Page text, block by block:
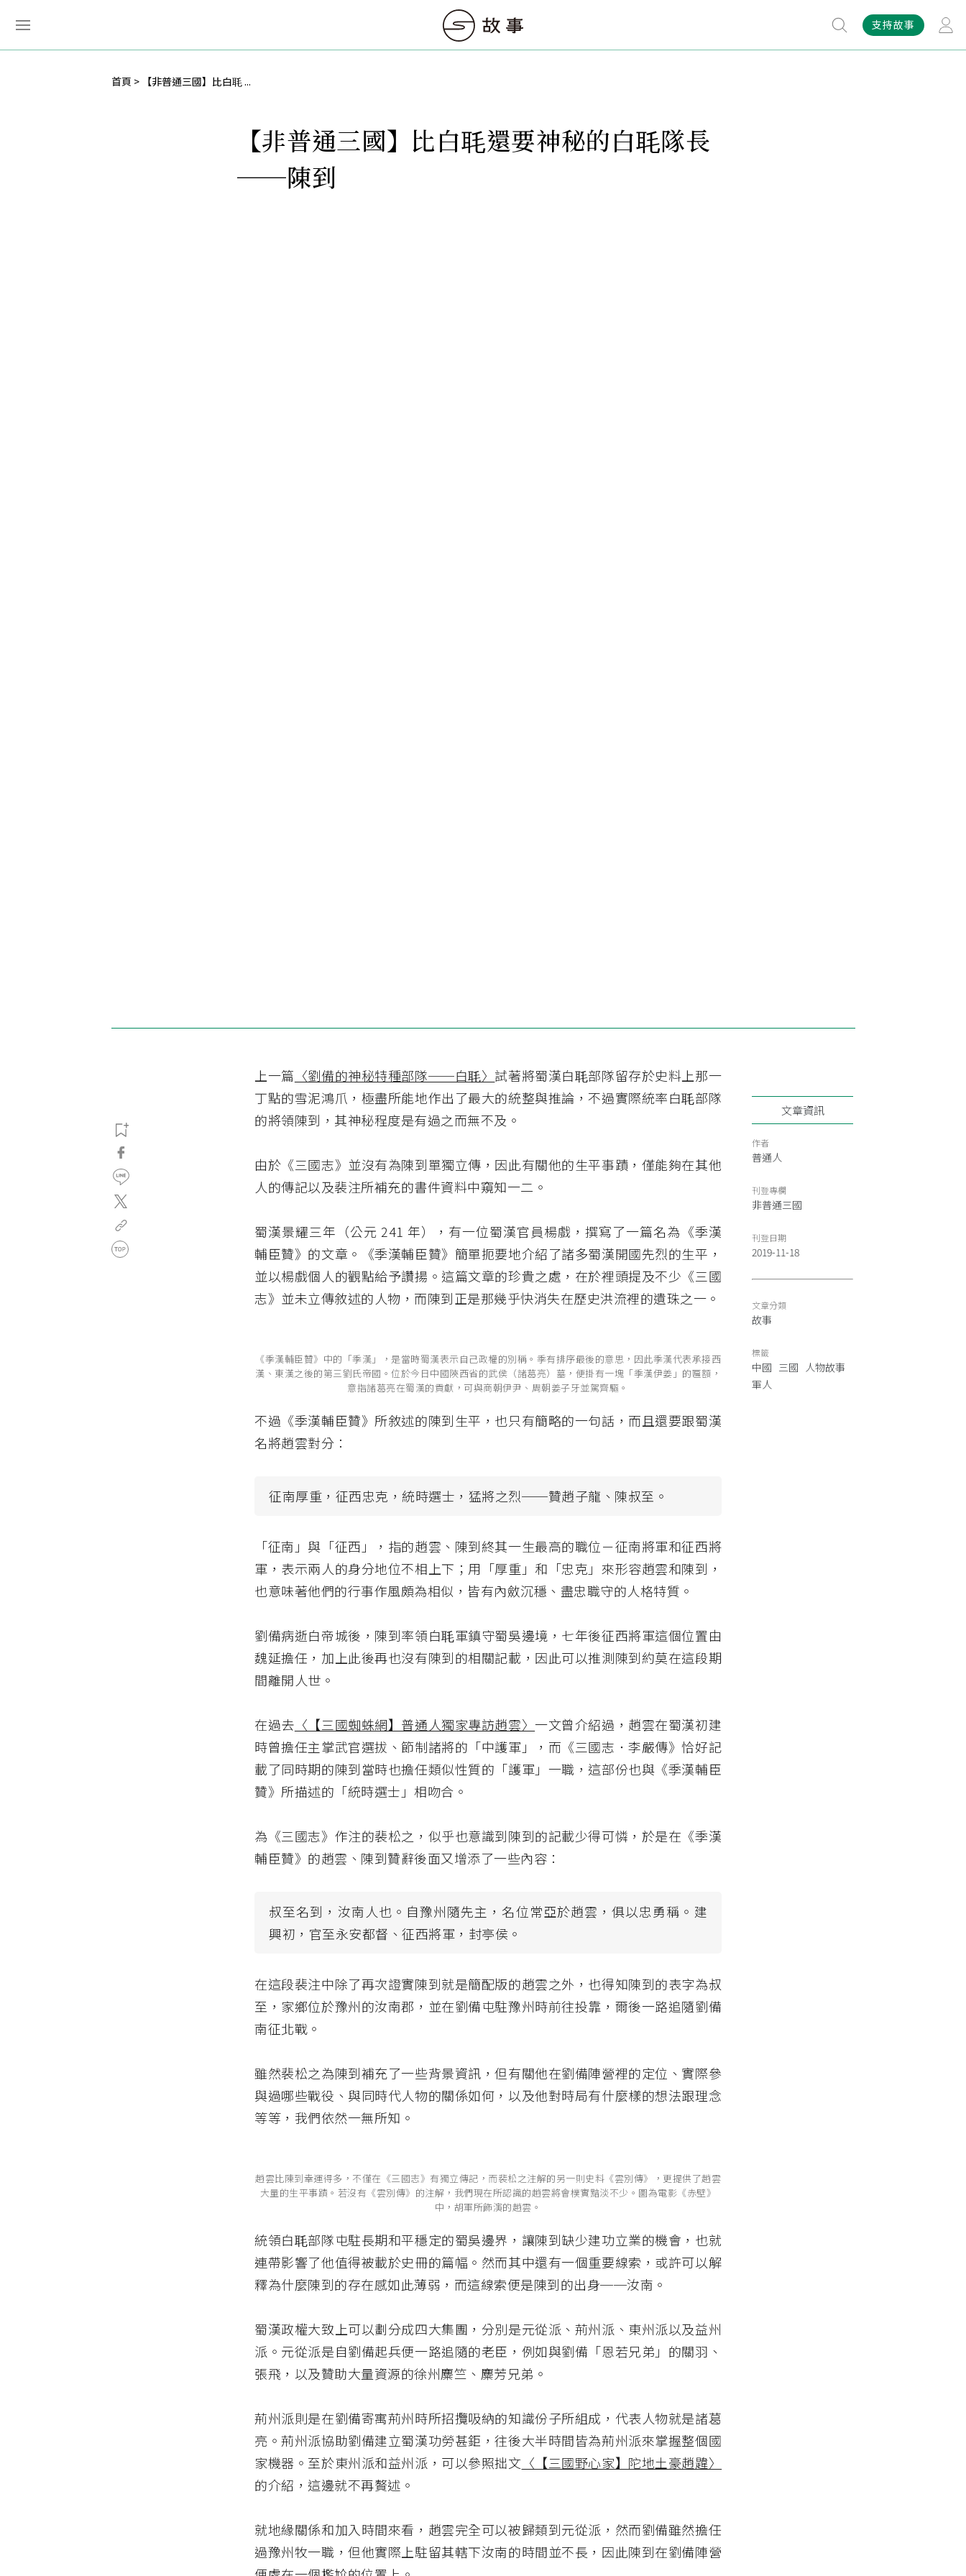
支持故事
首頁 【非普通三國】比白毦 ...
【非普通三國】比白毦還要神秘的白毦隊長
──陳到
上一篇 〈劉備的神秘特種部隊──白毦〉 試著將蜀漢白毦部隊留存於史料上那一
丁點的雪泥鴻爪，極盡所能地作出了最大的統整與推論，不過實際統率白毦部隊
的將領陳到，其神秘程度是有過之而無不及。
由於《三國志》並沒有為陳到單獨立傳，因此有關他的生平事蹟，僅能夠在其他
人的傳記以及裴注所補充的書件資料中窺知一二。
蜀漢景耀三年（公元 241 年），有一位蜀漢官員楊戲，撰寫了一篇名為《季漢
輔臣贊》的文章。《季漢輔臣贊》簡單扼要地介紹了諸多蜀漢開國先烈的生平，
並以楊戲個人的觀點給予讚揚。這篇文章的珍貴之處，在於裡頭提及不少《三國
志》並未立傳敘述的人物，而陳到正是那幾乎快消失在歷史洪流裡的遺珠之一。
《季漢輔臣贊》中的「季漢」，是當時蜀漢表示自己政權的別稱。季有排序最後的意思，因此季漢代表承接西
漢、東漢之後的第三劉氏帝國。位於今日中國陝西省的武侯（諸葛亮）墓，便掛有一塊「季漢伊姜」的匾額，
意指諸葛亮在蜀漢的貢獻，可與商朝伊尹、周朝姜子牙並駕齊驅。
不過《季漢輔臣贊》所敘述的陳到生平，也只有簡略的一句話，而且還要跟蜀漢
名將趙雲對分：
征南厚重，征西忠克，統時選士，猛將之烈──贊趙子龍、陳叔至。
「征南」與「征西」，指的趙雲、陳到終其一生最高的職位－征南將軍和征西將
軍，表示兩人的身分地位不相上下；用「厚重」和「忠克」來形容趙雲和陳到，
也意味著他們的行事作風頗為相似，皆有內斂沉穩、盡忠職守的人格特質。
劉備病逝白帝城後，陳到率領白毦軍鎮守蜀吳邊境，七年後征西將軍這個位置由
魏延擔任，加上此後再也沒有陳到的相關記載，因此可以推測陳到約莫在這段期
間離開人世。
在過去 〈【三國蜘蛛網】普通人獨家專訪趙雲〉一文曾介紹過，趙雲在蜀漢初建
時曾擔任主掌武官選拔、節制諸將的「中護軍」，而《三國志．李嚴傳》恰好記
載了同時期的陳到當時也擔任類似性質的「護軍」一職，這部份也與《季漢輔臣
贊》所描述的「統時選士」相吻合。
為《三國志》作注的裴松之，似乎也意識到陳到的記載少得可憐，於是在《季漢
輔臣贊》的趙雲、陳到贊辭後面又增添了一些內容：
叔至名到，汝南人也。自豫州隨先主，名位常亞於趙雲，俱以忠勇稱。建
興初，官至永安都督、征西將軍，封亭侯。
在這段裴注中除了再次證實陳到就是簡配版的趙雲之外，也得知陳到的表字為叔
至，家鄉位於豫州的汝南郡，並在劉備屯駐豫州時前往投靠，爾後一路追隨劉備
南征北戰。
雖然裴松之為陳到補充了一些背景資訊，但有關他在劉備陣營裡的定位、實際參
與過哪些戰役、與同時代人物的關係如何，以及他對時局有什麼樣的想法跟理念
等等，我們依然一無所知。
趙雲比陳到幸運得多，不僅在《三國志》有獨立傳記，而裴松之注解的另一則史料《雲別傳》，更提供了趙雲
大量的生平事蹟。若沒有《雲別傳》的注解，我們現在所認識的趙雲將會樸實黯淡不少。圖為電影《赤壁》
中，胡軍所飾演的趙雲。
統領白毦部隊屯駐長期和平穩定的蜀吳邊界，讓陳到缺少建功立業的機會，也就
連帶影響了他值得被載於史冊的篇幅。然而其中還有一個重要線索，或許可以解
釋為什麼陳到的存在感如此薄弱，而這線索便是陳到的出身──汝南。
蜀漢政權大致上可以劃分成四大集團，分別是元從派、荊州派、東州派以及益州
派。元從派是自劉備起兵便一路追隨的老臣，例如與劉備「恩若兄弟」的關羽、
張飛，以及贊助大量資源的徐州麋竺、麋芳兄弟。
荊州派則是在劉備寄寓荊州時所招攬吸納的知識份子所組成，代表人物就是諸葛
亮。荊州派協助劉備建立蜀漢功勞甚鉅，往後大半時間皆為荊州派來掌握整個國
家機器。至於東州派和益州派，可以參照拙文 〈【三國野心家】陀地土豪趙韙〉
的介紹，這邊就不再贅述。
就地緣關係和加入時間來看，趙雲完全可以被歸類到元從派，然而劉備雖然擔任
過豫州牧一職，但他實際上駐留其轄下汝南的時間並不長，因此陳到在劉備陣營
文章資訊
作者
普通人
刊登專欄
非普通三國
刊登日期
2019-11-18
文章分類
故事
標籤
中國 三國 人物故事
軍人